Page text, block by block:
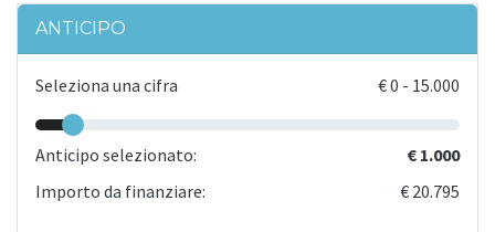
ANTICIPO
Seleziona una cifra €0 - 15.000
Anticipo selezionato:
€ 1.000
Importo da finanziare:
€ 20.795